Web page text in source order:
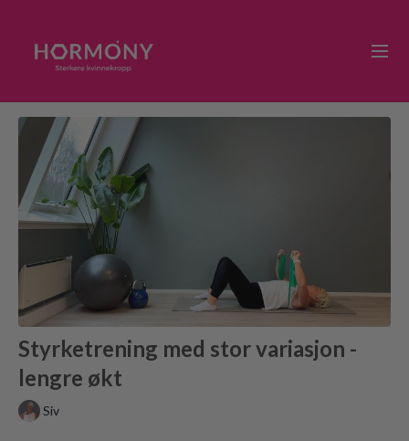
Styrketrening med stor variasjon -
lengre økt
Siv